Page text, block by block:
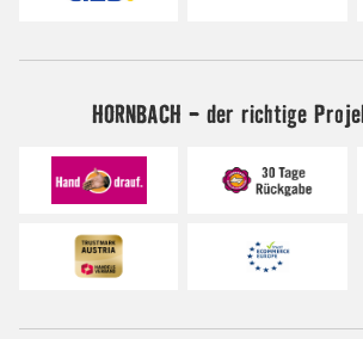
HORNBACH - der richtige